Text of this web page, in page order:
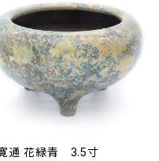
寛通 花緑青 3.5寸